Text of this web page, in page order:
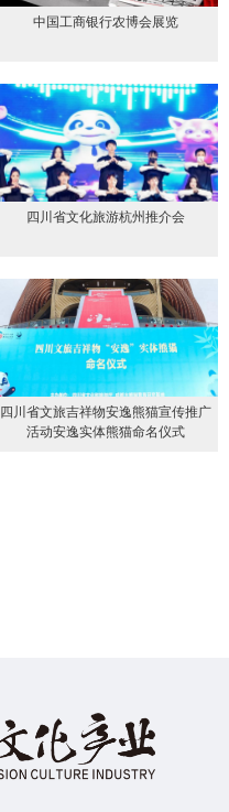
中国工商银行农博会展览
四川省文化旅游杭州推介会
四川省文旅吉祥物安逸熊猫宣传推广
活动安逸实体熊猫命名仪式